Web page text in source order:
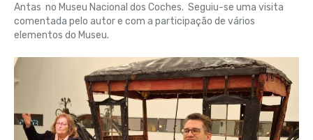
Antas no Museu Nacional dos Coches. Seguiu-se uma visita
comentada pelo autor e com a participação de vários
elementos do Museu.